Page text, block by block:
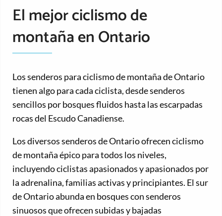
El mejor ciclismo de
montaña en Ontario
Los senderos para ciclismo de montaña de Ontario
tienen algo para cada ciclista, desde senderos
sencillos por bosques fluidos hasta las escarpadas
rocas del Escudo Canadiense.
Los diversos senderos de Ontario ofrecen ciclismo
de montaña épico para todos los niveles,
incluyendo ciclistas apasionados y apasionados por
la adrenalina, familias activas y principiantes. El sur
de Ontario abunda en bosques con senderos
sinuosos que ofrecen subidas y bajadas